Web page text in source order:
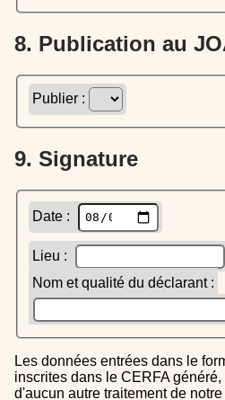
8. Publication au
Publier :
9. Signature
Date :
Lieu :
Nom et qualité du déclarant :
Les données entrées dans le formulaire sont uniquement
inscrites dans le CERFA
d'aucun autre traitement de